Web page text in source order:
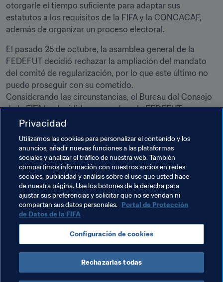
otorgarle el tiempo suficiente para adaptar sus
estatutos a los requisitos de la FIFA y la CONCACAF,
además de organizar un proceso electoral.
El pasado 25 de octubre, la asamblea general de la
FEDEFUT decidió rechazar la ampliación del mandato
del comité de regularización, por lo que este último no
puede proseguir con su cometido.
Considerando las circunstancias, el Bureau del Consejo
de la FIFA ha decidido suspender a la FEDEFUT con
efecto inmediato.
La suspensión no se levantará hasta que la asamblea
general de la FEDEFUT ratifique la ampliación del
mandato del comité de regularización —prevista hasta el
31 de julio de 2017— y adopte nuevos estatutos de la
federación aprobados por la FIFA.
Temas relacionados
Organización Guatemala Concacaf
Privacidad
Utilizamos las cookies para personalizar el contenido y los
anuncios, añadir nuevas funciones a las plataformas
sociales y analizar el tráfico de nuestra web. También
compartimos información con nuestros socios en redes
sociales, publicidad y análisis sobre el uso que usted hace
de nuestra página. Use los botones de la derecha para
ajustar sus preferencias y solicitar que no se vendan ni
compartan sus datos personales. Portal de Protección
de Datos de la FIFA
Configuración de cookies
Rechazarlas todas